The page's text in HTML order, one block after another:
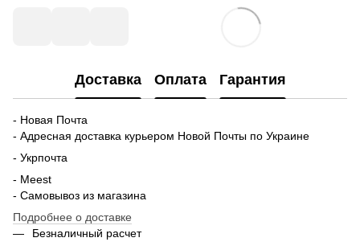
Доставка Оплата Гарантия
- Новая Почта
- Адресная доставка курьером Новой Почты по Украине
- Укрпочта
- Meest
- Самовывоз из магазина
Подробнее о доставке
Безналичный расчет